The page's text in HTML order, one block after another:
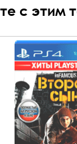
с этим